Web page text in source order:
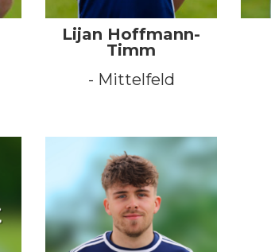
Lijan Hoffmann-
Timm
- Mittelfeld